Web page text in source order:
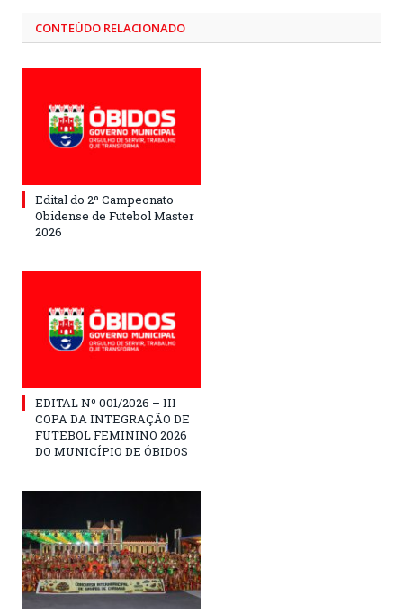
CONTEÚDO RELACIONADO
Edital do 2º Campeonato
Obidense de Futebol Master
2026
EDITAL Nº 001/2026 – III
COPA DA INTEGRAÇÃO DE
FUTEBOL FEMININO 2026
DO MUNICÍPIO DE ÓBIDOS